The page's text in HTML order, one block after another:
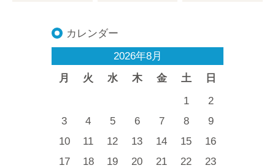
カレンダー
2026年8月
月
火 水 木 金 土 日
1
2
3
4 5 6 7 8
9
10
11 12 13 14 15
16
17
18 19 20 21 22
23